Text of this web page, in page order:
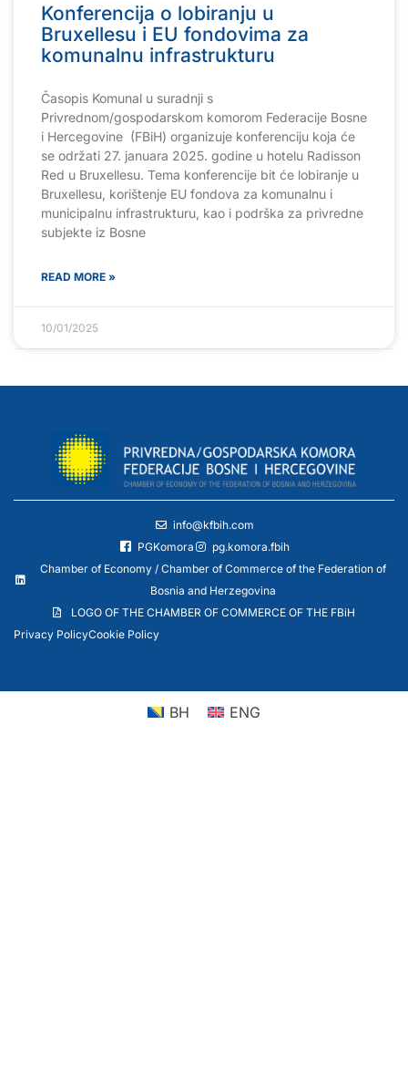
Konferencija o lobiranju u
Bruxellesu i EU fondovima za
komunalnu infrastrukturu
Časopis Komunal u suradnji s
Privrednom/gospodarskom komorom Federacije Bosne
i Hercegovine (FBiH) organizuje konferenciju koja će
se održati 27. januara 2025. godine u hotelu Radisson
Red u Bruxellesu. Tema konferencije bit će lobiranje u
Bruxellesu, korištenje EU fondova za komunalnu i
municipalnu infrastrukturu, kao i podrška za privredne
subjekte iz Bosne
READ MORE »
10/01/2025
info@kfbih.com
PGKomora
pg.komora.fbih
Chamber of Economy / Chamber of Commerce of the Federation of
Bosnia and Herzegovina
LOGO OF THE CHAMBER OF COMMERCE OF THE FBiH
Privacy PolicyCookie Policy
BH ENG